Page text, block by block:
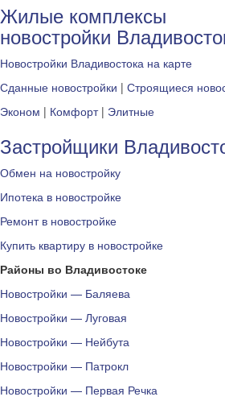
Жилые комплексы
новостройки
Новостройки Владивостока на карте
Сданные новостройки | Строящиеся
Эконом | Комфорт| Элитные
Застройщики
Обмен на новостройку
Ипотека в новостройке
Ремонт в новостройке
Купить квартиру в новостройке
Районы во Владивостоке
Новостройки — Баляева
Новостройки — Луговая
Новостройки — Нейбута
Новостройки — Патрокл
Новостройки — Первая Речка